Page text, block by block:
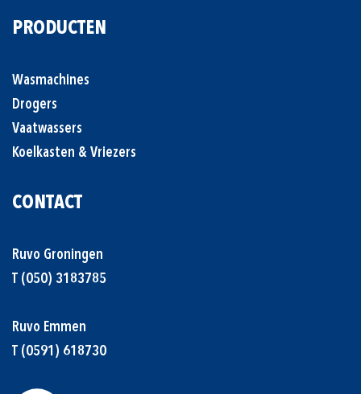
PRODUCTEN
Wasmachines
Drogers
Vaatwassers
Koelkasten & Vriezers
CONTACT
Ruvo Groningen
T (050) 3183785
Ruvo Emmen
T (0591) 618730